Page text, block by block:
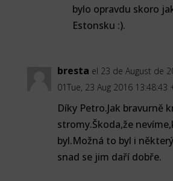
bylo opravdu skoro
Estonsku :).
bresta el 23 de August de
01Tue, 23 Aug 2016 13:48:43
Díky Petro.Jak bravurně
stromy.Škoda,že
byl.Možná to byl i
snad se jim daří dobře.